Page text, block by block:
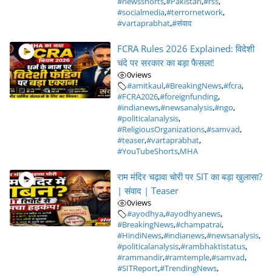
#socialmedia,#terrornetwork,
#vartaprabhat,#संवाद
FCRA Rules 2026 Explained: विदेशी
चंदे पर सरकार का बड़ा फैसला!
0views
#amitkaul,#BreakingNews,#fcra,
#FCRA2026,#foreignfunding,
#indianews,#newsanalysis,#ngo,
#politicalanalysis,
#ReligiousOrganizations,#samvad,
#teaser,#vartaprabhat,
#YouTubeShorts,MHA
राम मंदिर चढ़ावा चोरी पर SIT का बड़ा खुलासा?
| संवाद | Teaser
0views
#ayodhya,#ayodhyanews,
#BreakingNews,#champatrai,
#HindiNews,#indianews,#newsanalysis,
#politicalanalysis,#rambhaktistatus,
#rammandir,#ramtemple,#samvad,
#SITReport,#TrendingNews,